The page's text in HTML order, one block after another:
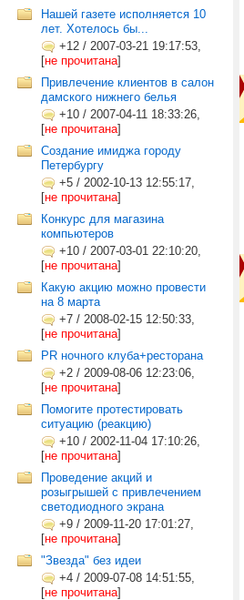
Нашей газете исполняется 10
лет. Хотелось бы...
+12 / 2007-03-21 19:17:53,
[не прочитана]
Привлечение клиентов в салон
дамского нижнего белья
+10 / 2007-04-11 18:33:26,
[не прочитана]
Создание имиджа городу
Петербургу
+5 / 2002-10-13 12:55:17,
[не прочитана]
Конкурс для магазина
компьютеров
+10 / 2007-03-01 22:10:20,
[не прочитана]
Какую акцию можно провести
на 8 марта
+7 / 2008-02-15 12:50:33,
[не прочитана]
PR ночного клуба+ресторана
+2 / 2009-08-06 12:23:06,
[не прочитана]
Помогите протестировать
ситуацию (реакцию)
+10 / 2002-11-04 17:10:26,
[не прочитана]
Проведение акций и
розыгрышей с привлечением
светодиодного экрана
+9 / 2009-11-20 17:01:27,
[не прочитана]
"Звезда" без идеи
+4 / 2009-07-08 14:51:55,
[не прочитана]